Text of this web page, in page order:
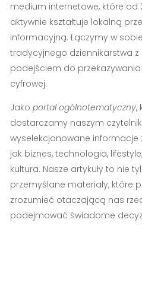
medium internetowe, które od
aktywnie kształtuje lokalną
informacyjną. Łączymy w
tradycyjnego dziennikarstwa
podejściem do przekazywania
cyfrowej.
Jako portal ogólnotematyczny,
dostarczamy naszym
wyselekcjonowane informacje
jak biznes, technologia,
kultura. Nasze artykuły to nie
przemyślane materiały, które
zrozumieć otaczającą nas
podejmować świadome